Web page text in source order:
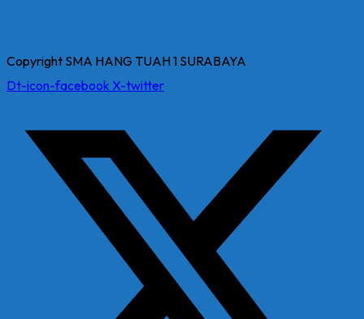
Copyright SMA HANG TUAH 1 SURABAYA
Dt-icon-facebook X-twitter